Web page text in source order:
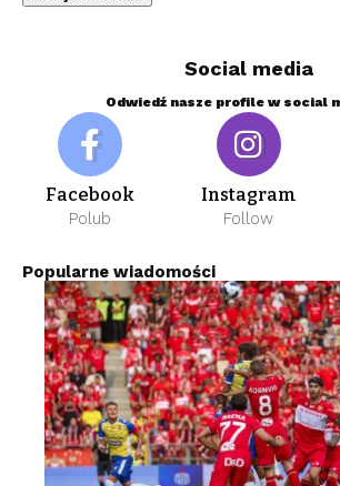
Social media
Odwiedź nasze profile w social
Facebook
Polub
Instagram
Follow
Popularne wiadomości